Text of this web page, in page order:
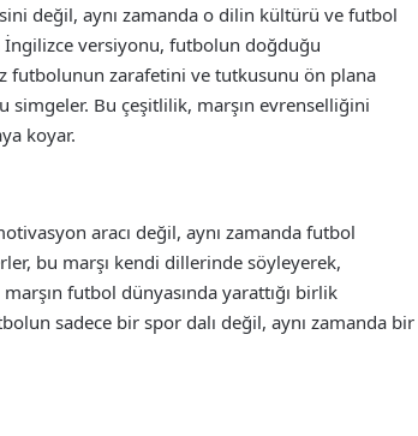
değil, aynı zamanda o dilin kültürü ve futbol
İngilizce versiyonu, futbolun doğduğu
futbolunun zarafetini ve tutkusunu ön plana
simgeler. Bu çeşitlilik, marşın evrenselliğini
koyar.
aracı değil, aynı zamanda futbol
bu marşı kendi dillerinde söyleyerek,
futbol dünyasında yarattığı birlik
sadece bir spor dalı değil, aynı zamanda bir